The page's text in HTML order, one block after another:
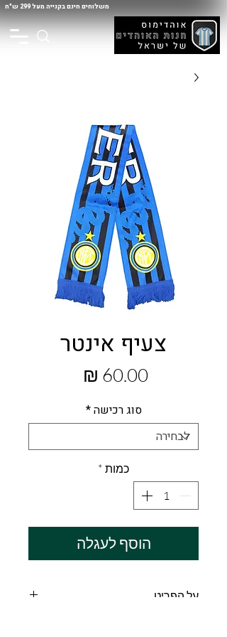
משלוחים חינם בקנייה מעל 299 ש"ח
צעיף אינטר
‏60.00 ‏₪
סוג רכישה*
כמות *
הוסף לעגלה
על הפריט